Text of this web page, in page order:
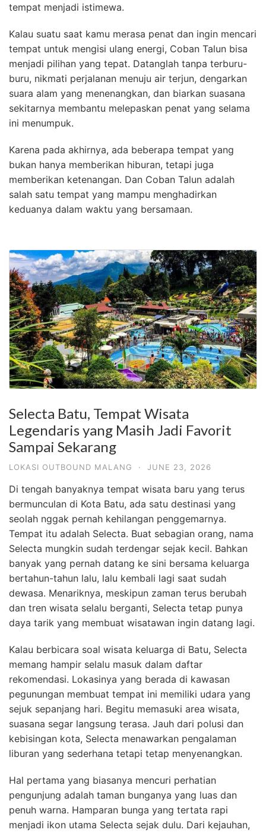
tempat menjadi istimewa.
Kalau suatu saat kamu merasa penat dan ingin mencari
tempat untuk mengisi ulang energi, Coban Talun bisa
menjadi pilihan yang tepat. Datanglah tanpa terburu-
buru, nikmati perjalanan menuju air terjun, dengarkan
suara alam yang menenangkan, dan biarkan suasana
sekitarnya membantu melepaskan penat yang selama
ini menumpuk.
Karena pada akhirnya, ada beberapa tempat yang
bukan hanya memberikan hiburan, tetapi juga
memberikan ketenangan. Dan Coban Talun adalah
salah satu tempat yang mampu menghadirkan
keduanya dalam waktu yang bersamaan.
Selecta Batu, Tempat Wisata
Legendaris yang Masih Jadi Favorit
Sampai Sekarang
LOKASI OUTBOUND MALANG · JUNE 23, 2026
Di tengah banyaknya tempat wisata baru yang terus
bermunculan di Kota Batu, ada satu destinasi yang
seolah nggak pernah kehilangan penggemarnya.
Tempat itu adalah Selecta. Buat sebagian orang, nama
Selecta mungkin sudah terdengar sejak kecil. Bahkan
banyak yang pernah datang ke sini bersama keluarga
bertahun-tahun lalu, lalu kembali lagi saat sudah
dewasa. Menariknya, meskipun zaman terus berubah
dan tren wisata selalu berganti, Selecta tetap punya
daya tarik yang membuat wisatawan ingin datang lagi.
Kalau berbicara soal wisata keluarga di Batu, Selecta
memang hampir selalu masuk dalam daftar
rekomendasi. Lokasinya yang berada di kawasan
pegunungan membuat tempat ini memiliki udara yang
sejuk sepanjang hari. Begitu memasuki area wisata,
suasana segar langsung terasa. Jauh dari polusi dan
kebisingan kota, Selecta menawarkan pengalaman
liburan yang sederhana tetapi tetap menyenangkan.
Hal pertama yang biasanya mencuri perhatian
pengunjung adalah taman bunganya yang luas dan
penuh warna. Hamparan bunga yang tertata rapi
menjadi ikon utama Selecta sejak dulu. Dari kejauhan,